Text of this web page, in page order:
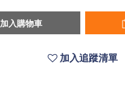
加入購物車
加入追蹤清單